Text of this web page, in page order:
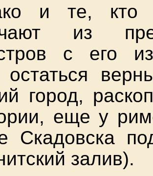
и те, кто
из
с его
остаться
город,
еще у
Скадовска
залив).